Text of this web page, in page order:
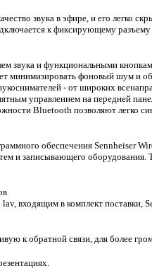
звука в эфире, и его легко
к фиксирующему
и функциональными
фоновый шум и
- от широких
управлением на передней
Bluetooth позволяют легко
обеспечения
и записывающего
входящим в комплект
к обратной связи, для более